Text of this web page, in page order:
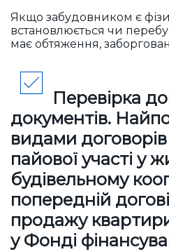
Якщо забудовником є
встановлюється чи
має обтяження,
Перевірка
документів.
видами договорів
пайової участі у
будівельному
попередній
продажу
у Фонді